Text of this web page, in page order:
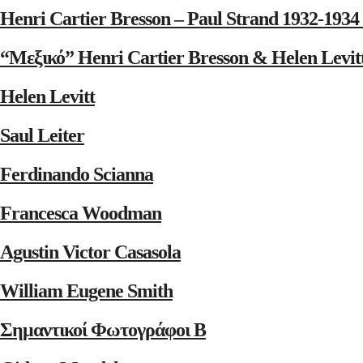
Henri Cartier Bresson – Paul Strand 1932-
“Μεξικό” Henri Cartier Bresson & Helen
Helen Levitt
Saul Leiter
Ferdinando Scianna
Francesca Woodman
Agustin Victor Casasola
William Eugene Smith
Σημαντικοί Φωτογράφοι Β